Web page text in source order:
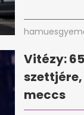
Vitézy:
meccs